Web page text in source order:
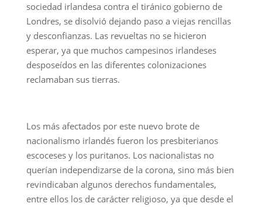
sociedad irlandesa contra el tiránico gobierno de
Londres, se disolvió dejando paso a viejas rencillas
y desconfianzas. Las revueltas no se hicieron
esperar, ya que muchos campesinos irlandeses
desposeídos en las diferentes colonizaciones
reclamaban sus tierras.
Los más afectados por este nuevo brote de
nacionalismo irlandés fueron los presbiterianos
escoceses y los puritanos. Los nacionalistas no
querían independizarse de la corona, sino más bien
revindicaban algunos derechos fundamentales,
entre ellos los de carácter religioso, ya que desde el